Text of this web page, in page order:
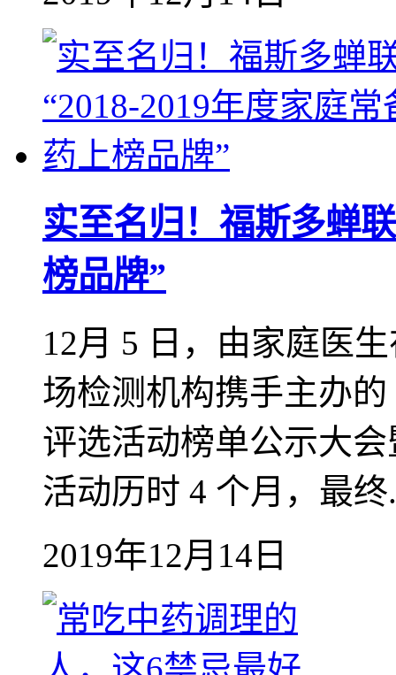
实至名归！福斯多蝉
榜品牌”
12月 5 日，由家庭医
场检测机构携手主办
评选活动榜单公示大
活动历时 4 个月，最终
2019年12月14日